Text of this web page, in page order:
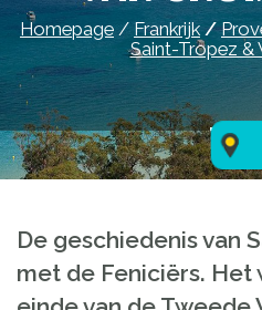
Homepage / Frankrijk /
Saint-Tropez &
De geschiedenis van
met de Feniciërs. Het